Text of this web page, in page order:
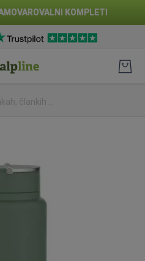
KOMPLETI